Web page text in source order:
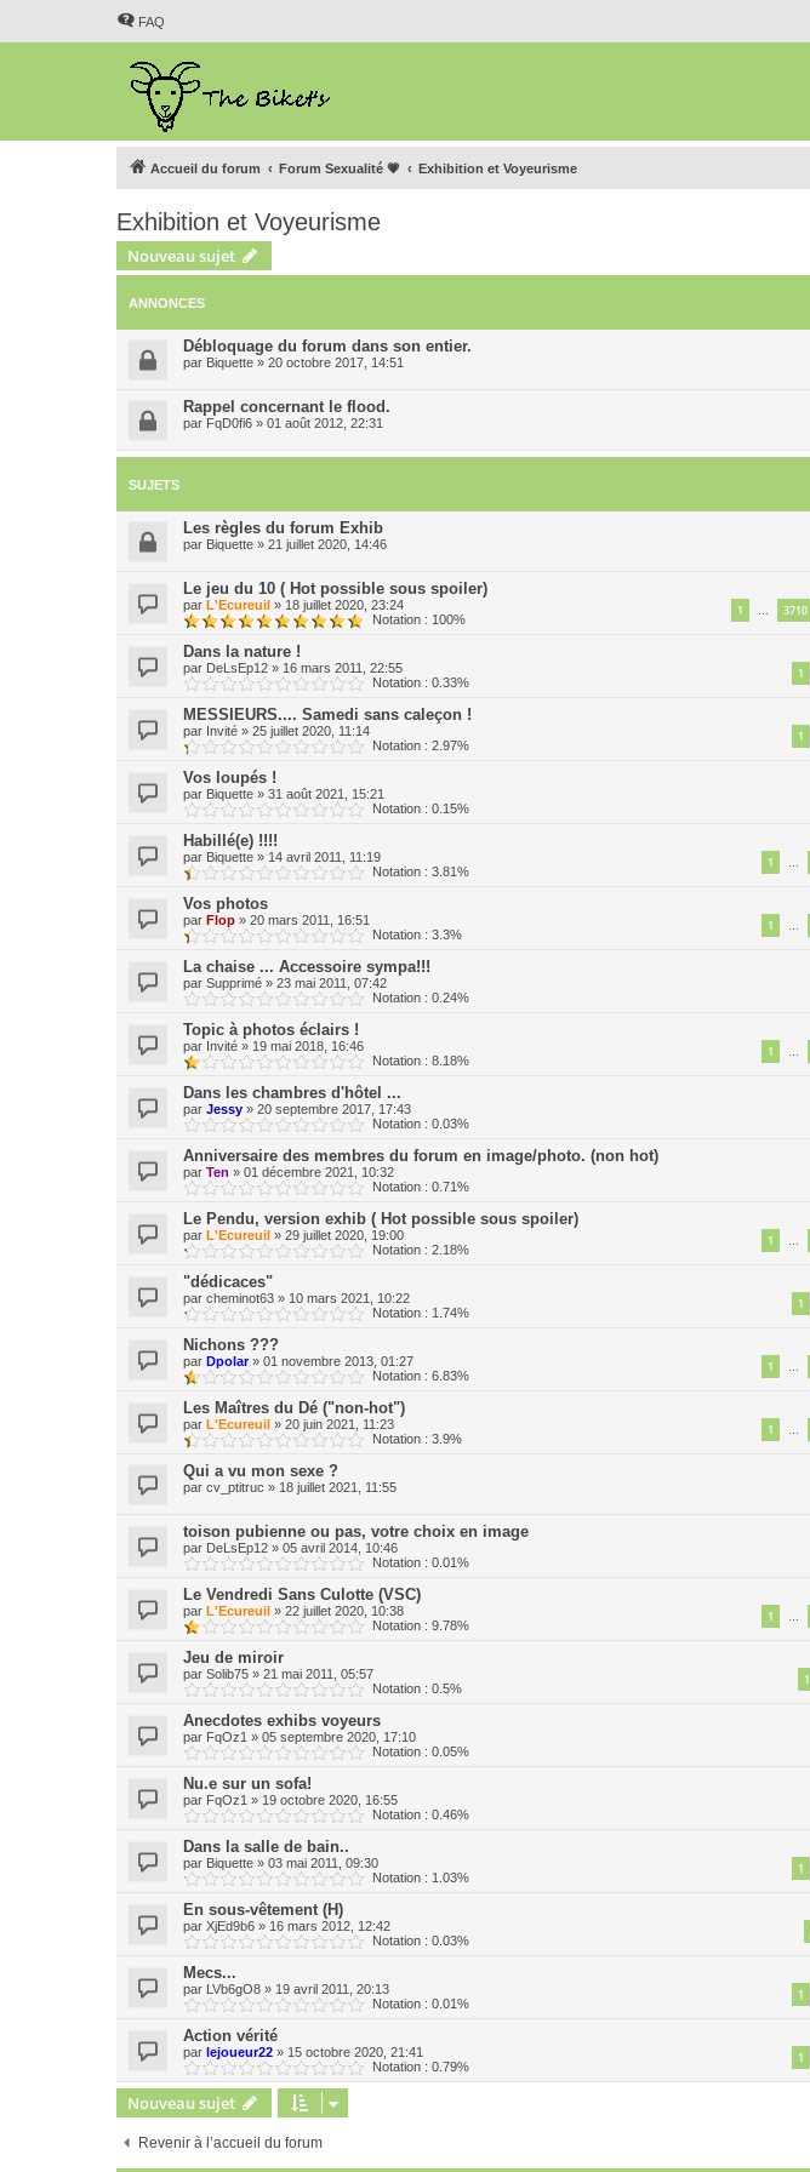
FAQ
Accueil du forum Forum Sexualité 💗 Exhibition et Voyeurisme
Exhibition et Voyeurisme
Nouveau sujet
ANNONCES
Débloquage du forum dans son entier.
par Biquette » 20 octobre 2017, 14:51
Rappel concernant le flood.
par FqD0fi6 » 01 août 2012, 22:31
SUJETS
Les règles du forum Exhib
par Biquette » 21 juillet 2020, 14:46
Le jeu du 10 ( Hot possible sous spoiler)
par L'Ecureuil » 18 juillet 2020, 23:24 1 … 3710
Notation : 100%
Dans la nature !
par DeLsEp12 » 16 mars 2011, 22:55 1
Notation : 0.33%
MESSIEURS.... Samedi sans caleçon !
par Invité » 25 juillet 2020, 11:14 1
Notation : 2.97%
Vos loupés !
par Biquette » 31 août 2021, 15:21
Notation : 0.15%
Habillé(e) !!!!
par Biquette » 14 avril 2011, 11:19 1 …
Notation : 3.81%
Vos photos
par Flop » 20 mars 2011, 16:51 1 …
Notation : 3.3%
La chaise ... Accessoire sympa!!!
par Supprimé » 23 mai 2011, 07:42
Notation : 0.24%
Topic à photos éclairs !
par Invité » 19 mai 2018, 16:46 1 …
Notation : 8.18%
Dans les chambres d'hôtel ...
par Jessy » 20 septembre 2017, 17:43
Notation : 0.03%
Anniversaire des membres du forum en image/photo. (non hot)
par Ten » 01 décembre 2021, 10:32
Notation : 0.71%
Le Pendu, version exhib ( Hot possible sous spoiler)
par L'Ecureuil » 29 juillet 2020, 19:00 1 …
Notation : 2.18%
"dédicaces"
par cheminot63 » 10 mars 2021, 10:22 1
Notation : 1.74%
Nichons ???
par Dpolar» 01 novembre 2013, 01:27 1 …
Notation : 6.83%
Les Maîtres du Dé ("non-hot")
par L'Ecureuil » 20 juin 2021, 11:23 1 …
Notation : 3.9%
Qui a vu mon sexe ?
par cv_ptitruc » 18 juillet 2021, 11:55
toison pubienne ou pas, votre choix en image
par DeLsEp12 » 05 avril 2014, 10:46
Notation : 0.01%
Le Vendredi Sans Culotte (VSC)
par L'Ecureuil » 22 juillet 2020, 10:38 1 …
Notation : 9.78%
Jeu de miroir
par Solib75 » 21 mai 2011, 05:57 1
Notation : 0.5%
Anecdotes exhibs voyeurs
par FqOz1 » 05 septembre 2020, 17:10
Notation : 0.05%
Nu.e sur un sofa!
par FqOz1 » 19 octobre 2020, 16:55
Notation : 0.46%
Dans la salle de bain..
par Biquette » 03 mai 2011, 09:30 1
Notation : 1.03%
En sous-vêtement (H)
par XjEd9b6 » 16 mars 2012, 12:42
Notation : 0.03%
Mecs...
par LVb6gO8 » 19 avril 2011, 20:13 1
Notation : 0.01%
Action vérité
par lejoueur22 » 15 octobre 2020, 21:41 1
Notation : 0.79%
Nouveau sujet
Revenir à l’accueil du forum